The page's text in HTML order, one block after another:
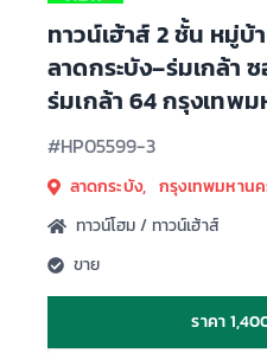
ทาวน์เฮ้าส์ 2 ชั้น หมู่
ลาดกระบัง–ร่มเกล้า
ร่มเกล้า 64 กรุงเทพ
#HP05599-3
ลาดกระบัง, กรุงเทพมหาน
ทาวน์โฮม / ทาวน์เฮ้าส์
ขาย
ราคา